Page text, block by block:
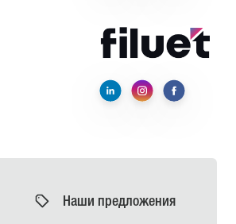
Наши предложения